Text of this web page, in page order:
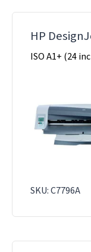
HP
ISO A1+ (24
SKU: C7796A